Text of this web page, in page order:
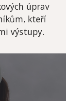
úprav
kteří
výstupy.